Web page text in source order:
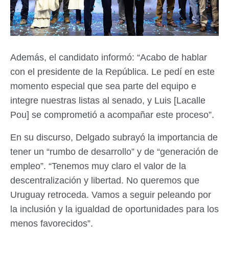
Además, el candidato informó: “Acabo de hablar
con el presidente de la República. Le pedí en este
momento especial que sea parte del equipo e
integre nuestras listas al senado, y Luis [Lacalle
Pou] se comprometió a acompañar este proceso”.
En su discurso, Delgado subrayó la importancia de
tener un “rumbo de desarrollo” y de “generación de
empleo”. “Tenemos muy claro el valor de la
descentralización y libertad. No queremos que
Uruguay retroceda. Vamos a seguir peleando por
la inclusión y la igualdad de oportunidades para los
menos favorecidos”.